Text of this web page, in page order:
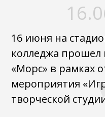
16 июня на
колледжа прошел
«Морс» в рамках
мероприятия
творческой